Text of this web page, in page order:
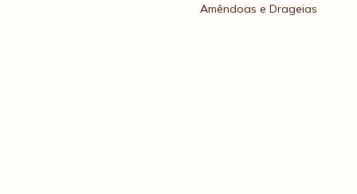
Amêndoas e Drageias